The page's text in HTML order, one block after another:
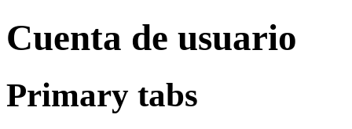
Cuenta de usuario
Primary tabs